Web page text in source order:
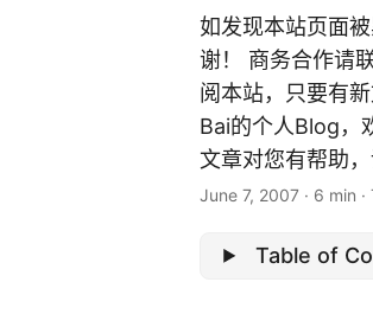
如发现本站页面
谢！ 商务合作请
阅本站，只要有
Bai的个人Blog，
文章对您有帮助
June 7, 2007 · 6 min ·
Table of